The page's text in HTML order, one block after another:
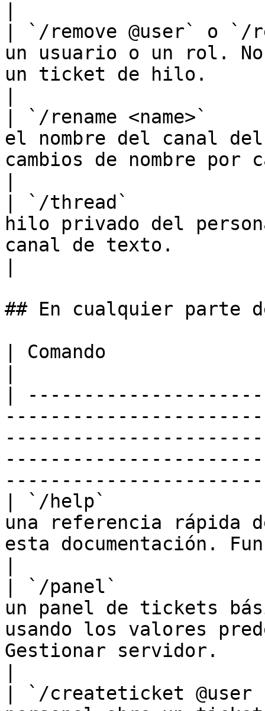
| `/remove @user` o
un usuario o un rol.
un ticket de hilo.
| `/rename
el nombre del canal
cambios de nombre por
| `/thread`
hilo privado del
canal de texto.
## En cualquier parte
| Comando
|
| `/help`
una referencia rápida
esta documentación.
| `/panel`
un panel de tickets
usando los valores
Gestionar servidor.
| `/createticket